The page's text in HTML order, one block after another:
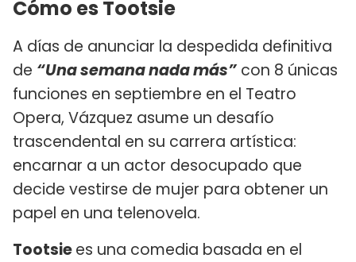
Cómo es Tootsie
A días de anunciar la despedida definitiva
de “Una semana nada más” con 8 únicas
funciones en septiembre en el Teatro
Opera, Vázquez asume un desafío
trascendental en su carrera artística:
encarnar a un actor desocupado que
decide vestirse de mujer para obtener un
papel en una telenovela.
Tootsiees una comedia basada en el